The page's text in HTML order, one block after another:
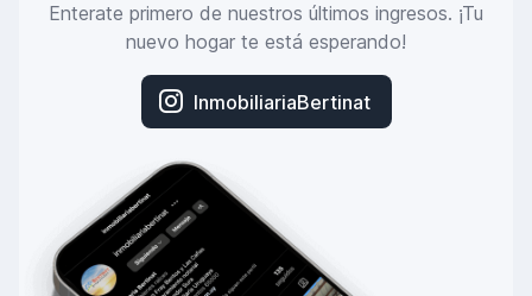
Enterate primero de nuestros últimos ingresos. ¡Tu
nuevo hogar te está esperando!
InmobiliariaBertinat